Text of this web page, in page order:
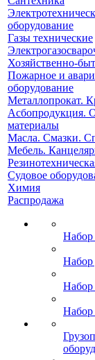
оборудование
Газы технические
Хозяйственно-
Пожарное и
оборудование
Металлопрокат.
Асбопродукция.
материалы
Масла. Смазки.
Мебель.
Судовое
Химия
Распродажа
Набор
Набор
Набор
Набор